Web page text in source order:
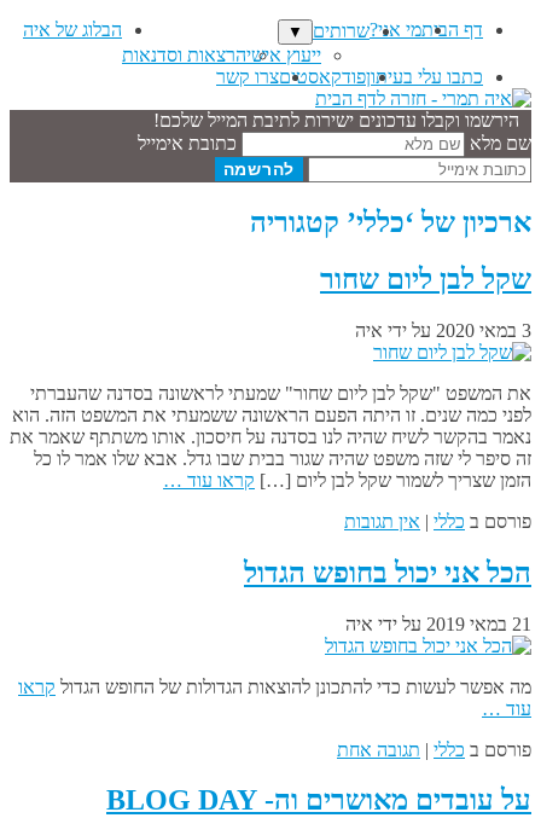
דף הביתמי אני?שרותים ▼
ייעוץ אישיהרצאות וסדנאות
הבלוג של איה
כתבו עלי בעיתוןפודקאסטיםצרו קשר
הירשמו וקבלו עדכונים ישירות לתיבת המייל שלכם!
שם מלא
כתובת אימייל
ארכיון של ‘כללי’ קטגוריה
שקל לבן ליום שחור
3 במאי 2020 על ידי איה
את המשפט "שקל לבן ליום שחור" שמעתי לראשונה בסדנה שהעברתי
לפני כמה שנים. זו היתה הפעם הראשונה ששמעתי את המשפט הזה. הוא
נאמר בהקשר לשיח שהיה לנו בסדנה על חיסכון. אותו משתתף שאמר את
זה סיפר לי שזה משפט שהיה שגור בבית שבו גדל. אבא שלו אמר לו כל
הזמן שצריך לשמור שקל לבן ליום […] קראו עוד …
פורסם ב כללי | אין תגובות
הכל אני יכול בחופש הגדול
21 במאי 2019 על ידי איה
מה אפשר לעשות כדי להתכונן להוצאות הגדולות של החופש הגדול קראו
עוד …
פורסם ב כללי | תגובה אחת
על עובדים מאושרים וה- BLOG DAY